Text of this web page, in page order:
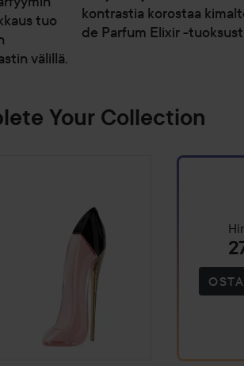
tuo
välillä.
kontrastia korostaa
de Parfum Elixir -
Your Collection